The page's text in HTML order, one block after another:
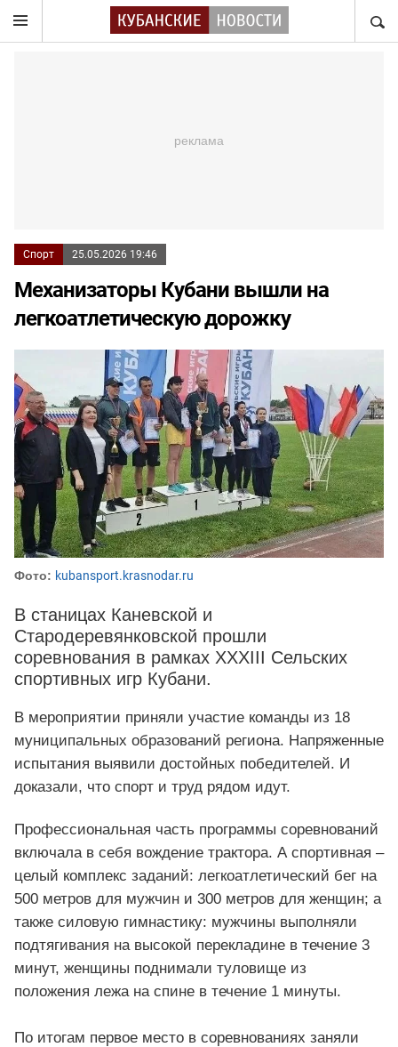
Спорт 25.05.2026 19:46
Механизаторы Кубани вышли на
легкоатлетическую дорожку
Фото: kubansport.krasnodar.ru
В станицах Каневской и
Стародеревянковской прошли
соревнования в рамках XXXIII Сельских
спортивных игр Кубани.
В мероприятии приняли участие команды из 18
муниципальных образований региона. Напряженные
испытания выявили достойных победителей. И
доказали, что спорт и труд рядом идут.
Профессиональная часть программы соревнований
включала в себя вождение трактора. А спортивная –
целый комплекс заданий: легкоатлетический бег на
500 метров для мужчин и 300 метров для женщин; а
также силовую гимнастику: мужчины выполняли
подтягивания на высокой перекладине в течение 3
минут, женщины поднимали туловище из
положения лежа на спине в течение 1 минуты.
По итогам первое место в соревнованиях заняли